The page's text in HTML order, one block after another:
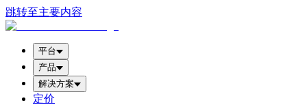
跳转至主要内容
平台
产品
解决方案
定价